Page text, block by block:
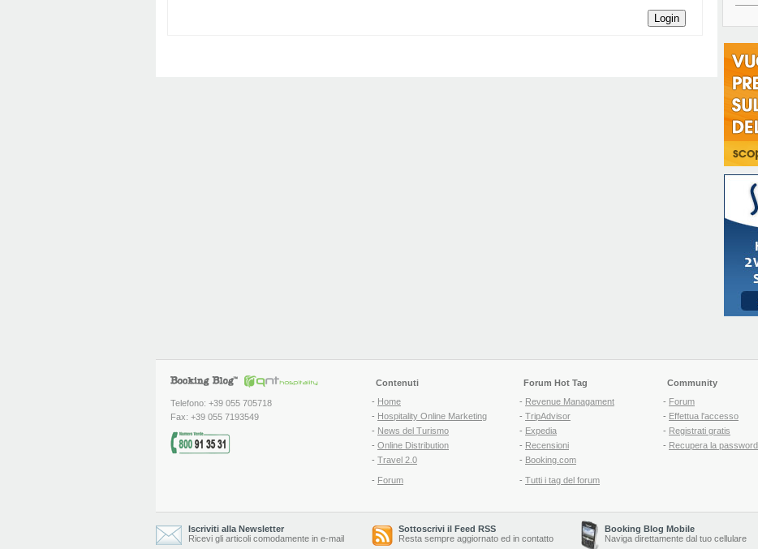
Login
Telefono: +39 055 705718
Fax: +39 055 7193549
Contenuti
- Home
- Hospitality Online Marketing
- News del Turismo
- Online Distribution
- Travel 2.0
- Forum
Forum Hot Tag
- Revenue Managament
- TripAdvisor
- Expedia
- Recensioni
- Booking.com
- Tutti i tag del forum
Community
- Forum
- Effettua l'accesso
- Registrati gratis
- Recupera la password
Iscriviti alla Newsletter
Ricevi gli articoli comodamente in e-mail
Sottoscrivi il Feed RSS
Resta sempre aggiornato ed in contatto
Booking Blog Mobile
Naviga direttamente dal tuo cellulare